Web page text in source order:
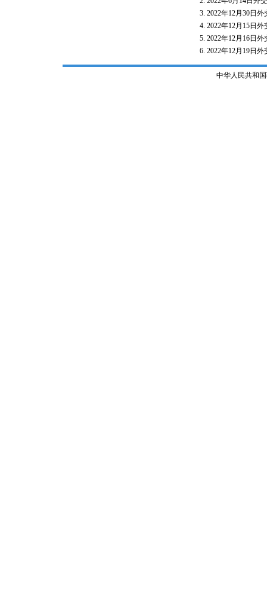
2022年12月30日
2022年12月15日
2022年12月16日
2022年12月19日
中华人民共和